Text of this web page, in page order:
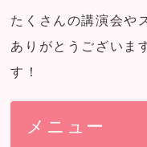
たくさんの講演会や
ありがとうございま
す！
メニュー